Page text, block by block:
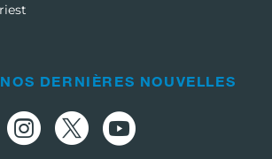
DERNIÈRES NOUVELLES